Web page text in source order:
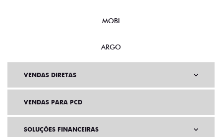
MOBI
ARGO
VENDAS DIRETAS
VENDAS PARA PCD
SOLUÇÕES FINANCEIRAS